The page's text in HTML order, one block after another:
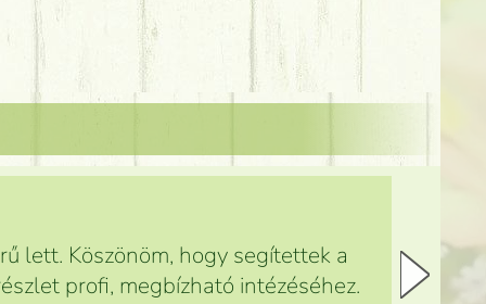
lett. Köszönöm, hogy segítettek a
profi, megbízható intézéséhez.